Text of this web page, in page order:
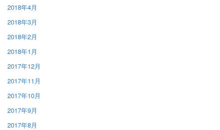
2018年4月
2018年3月
2018年2月
2018年1月
2017年12月
2017年11月
2017年10月
2017年9月
2017年8月